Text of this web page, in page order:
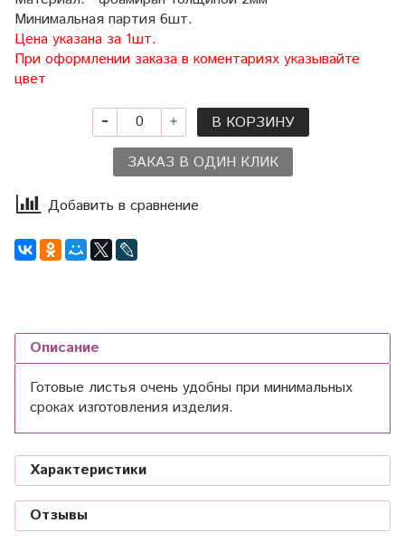
Минимальная партия 6шт.
Цена указана за 1шт.
При оформлении заказа в коментариях указывайте
цвет
В КОРЗИНУ
ЗАКАЗ В ОДИН КЛИК
Добавить в сравнение
Описание
Готовые листья очень удобны при минимальных
сроках изготовления изделия.
Характеристики
Отзывы